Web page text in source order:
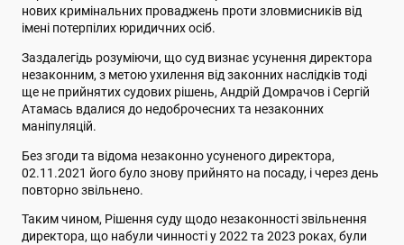
нових кримінальних проваджень проти зловмисників від
імені потерпілих юридичних осіб.
Заздалегідь розуміючи, що суд визнає усунення директора
незаконним, з метою ухилення від законних наслідків тоді
ще не прийнятих судових рішень, Андрій Домрачов і Сергій
Атамась вдалися до недоброчесних та незаконних
маніпуляцій.
Без згоди та відома незаконно усуненого директора,
02.11.2021 його було знову прийнято на посаду, і через день
повторно звільнено.
Таким чином, Рішення суду щодо незаконності звільнення
директора, що набули чинності у 2022 та 2023 роках, були